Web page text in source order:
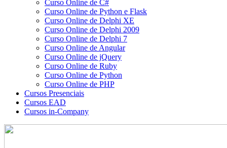
Curso Online de C#
Curso Online de Python e Flask
Curso Online de Delphi XE
Curso Online de Delphi 2009
Curso Online de Delphi 7
Curso Online de Angular
Curso Online de jQuery
Curso Online de Ruby
Curso Online de Python
Curso Online de PHP
Cursos Presenciais
Cursos EAD
Cursos in-Company